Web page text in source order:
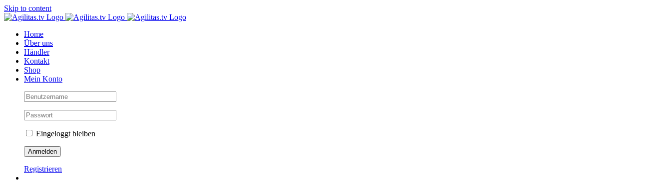
Skip to content
Home
Über uns
Händler
Kontakt
Shop
Mein Konto
Eingeloggt bleiben
Registrieren